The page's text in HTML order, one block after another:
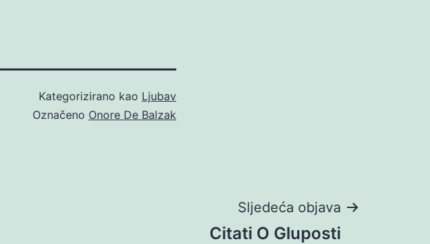
Kategorizirano kao Ljubav
Označeno Onore De Balzak
Sljedeća objava
Citati O Gluposti